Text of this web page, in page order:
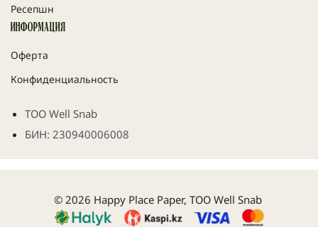
Ресепшн
Информация
Оферта
Конфиденциальность
ТОО Well Snab
БИН: 230940006008
© 2026 Happy Place Paper, ТОО Well Snab